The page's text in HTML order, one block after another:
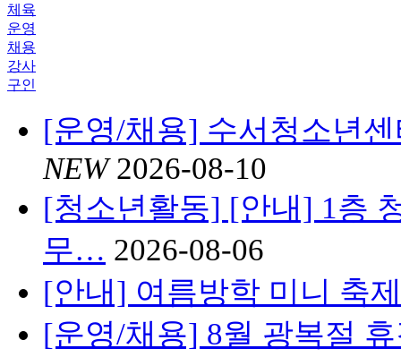
체육
운영
채용
강사
구인
[운영/채용] 수서청소년
NEW 2026-08-10
[청소년활동] [안내] 1층
무… 2026-08-06
[안내] 여름방학 미니 축
[운영/채용] 8월 광복절